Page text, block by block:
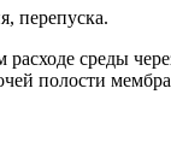
перепуска.
среды
полости